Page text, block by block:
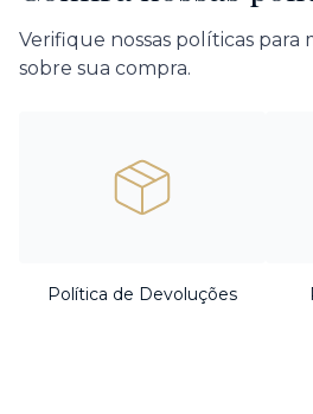
Verifique nossas políticas para
sobre sua compra.
Política de Devoluções